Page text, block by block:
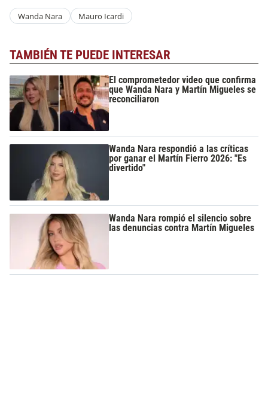
Wanda Nara Mauro Icardi
TAMBIÉN TE PUEDE INTERESAR
El comprometedor video que confirma
que Wanda Nara y Martín Migueles se
reconciliaron
Wanda Nara respondió a las críticas
por ganar el Martín Fierro 2026: "Es
divertido"
Wanda Nara rompió el silencio sobre
las denuncias contra Martín Migueles